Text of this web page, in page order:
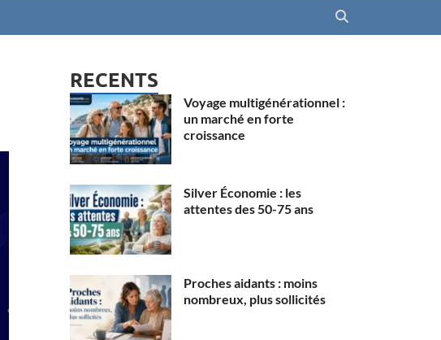
RECENTS
Voyage multigénérationnel :
un marché en forte
croissance
Silver Économie : les
attentes des 50-75 ans
Proches aidants : moins
nombreux, plus sollicités